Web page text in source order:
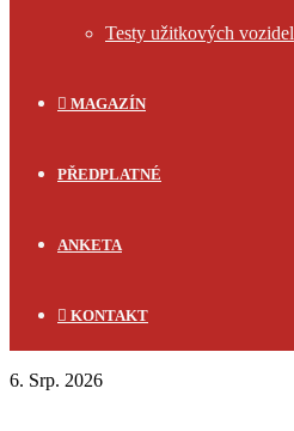
Testy užitkových vozidel
MAGAZÍN
PŘEDPLATNÉ
ANKETA
KONTAKT
6. Srp. 2026